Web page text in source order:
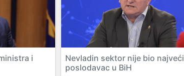
i
Nevladin sektor nije bio najveći
poslodavac u BiH